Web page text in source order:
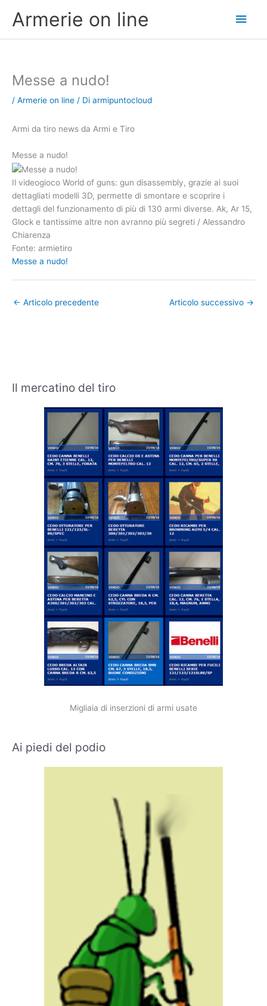
Armerie on line
Messe a nudo!
/ Armerie on line / Di armipuntocloud
Armi da tiro news da Armi e Tiro
Messe a nudo!
Il videogioco World of guns: gun disassembly, grazie ai suoi
dettagliati modelli 3D, permette di smontare e scoprire i
dettagli del funzionamento di più di 130 armi diverse. Ak, Ar 15,
Glock e tantissime altre non avranno più segreti / Alessandro
Chiarenza
Fonte: armietiro
Messe a nudo!
← Articolo precedente Articolo successivo →
Il mercatino del tiro
Migliaia di inserzioni di armi usate
Ai piedi del podio